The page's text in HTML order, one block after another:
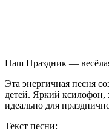
Наш Праздник —
Эта энергичная песня
детей. Яркий
идеально для
Текст песни: